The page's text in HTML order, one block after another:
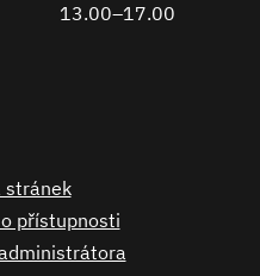
13.00–17.00
stránek
přístupnosti